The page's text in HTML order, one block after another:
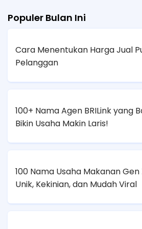
Populer Bulan Ini
Cara Menentukan Harga Jual
Pelanggan
100+ Nama Agen BRILink yang
Bikin Usaha Makin Laris!
100 Nama Usaha Makanan Gen
Unik, Kekinian, dan Mudah Viral